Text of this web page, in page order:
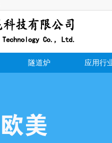
隧道炉 应用行